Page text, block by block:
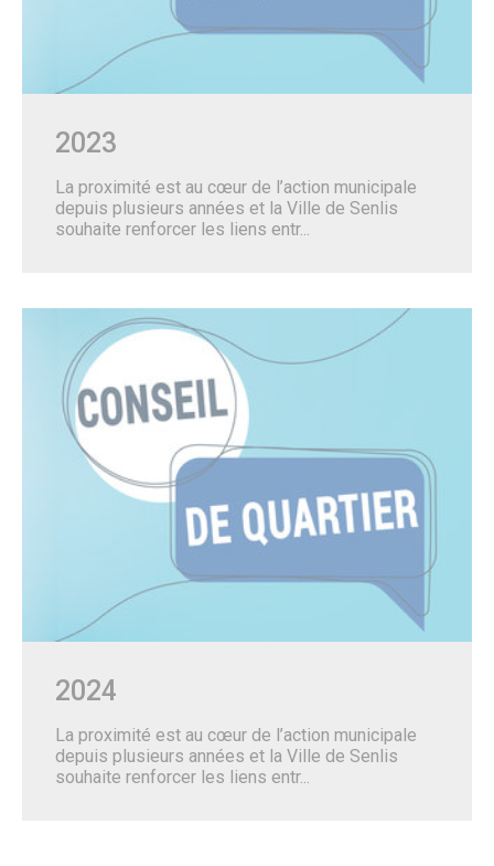
Salles polyvalentes
Modalités de location
ÉCO. / COMMERCE
Annuaire des Commerces
Formulaire de création ou de mise à jour des commerces
Annuaire des Entreprises
Formulaire de création et mise à jour des entreprises
Association des Commercants de Senlis
Association Sud Oise Entreprises
Les marchés alimentaires
2023
La proximité est au cœur de l’action municipale
depuis plusieurs années et la Ville de Senlis
souhaite renforcer les liens entr...
2024
La proximité est au cœur de l’action municipale
depuis plusieurs années et la Ville de Senlis
souhaite renforcer les liens entr...